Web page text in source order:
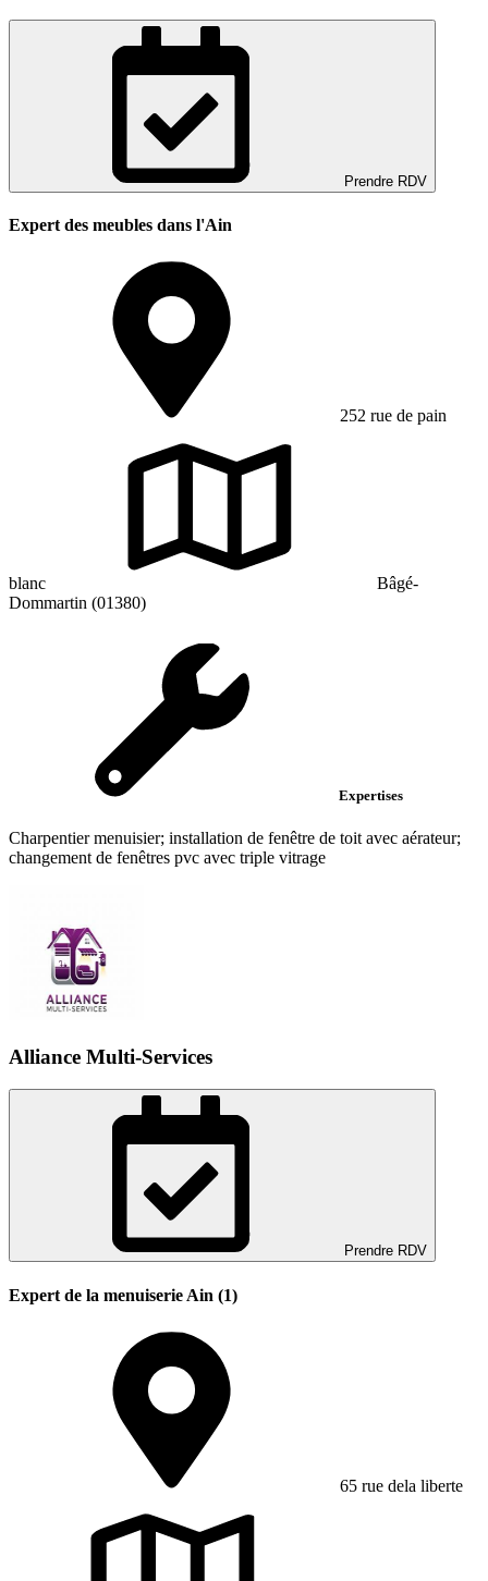
Prendre RDV
Expert des meubles dans l'Ain
252 rue de pain
blanc
Bâgé-
Dommartin (01380)
Expertises
Charpentier menuisier; installation de fenêtre de toit avec aérateur;
changement de fenêtres pvc avec triple vitrage
Alliance Multi-Services
Prendre RDV
Expert de la menuiserie Ain (1)
65 rue dela liberte